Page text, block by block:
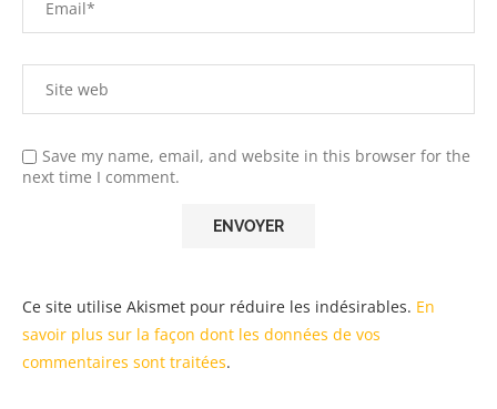
Save my name, email, and website in this browser for the
next time I comment.
Ce site utilise Akismet pour réduire les indésirables. En
savoir plus sur la façon dont les données de vos
commentaires sont traitées.